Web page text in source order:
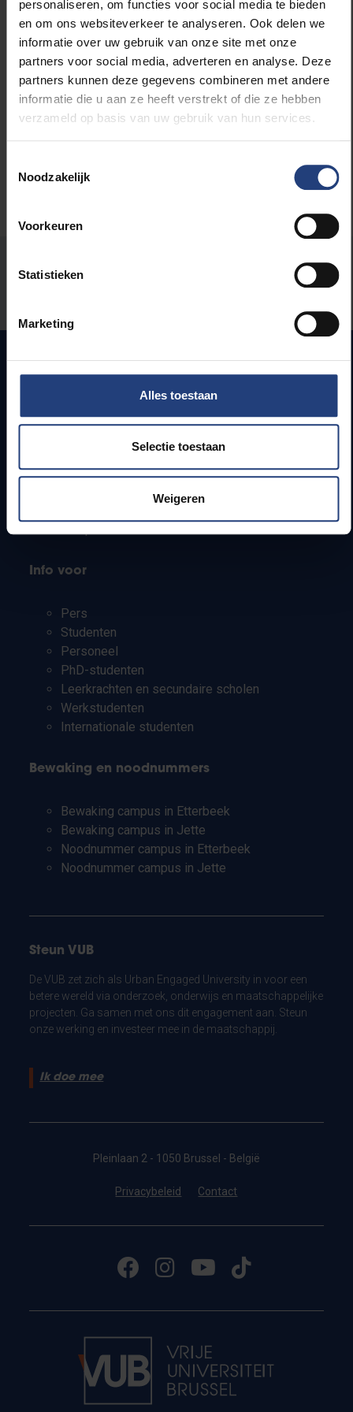
personaliseren, om functies voor social media te bieden
en om ons websiteverkeer te analyseren. Ook delen we
informatie over uw gebruik van onze site met onze
partners voor social media, adverteren en analyse. Deze
partners kunnen deze gegevens combineren met andere
informatie die u aan ze heeft verstrekt of die ze hebben
verzameld op basis van uw gebruik van hun services.
Noodzakelijk
Voorkeuren
Statistieken
Marketing
Alles toestaan
Selectie toestaan
Weigeren
Lees meer over:
Maatschappij en engagement
Lesroosters
Onderzoeksgroepen
Info voor
Pers
Studenten
Personeel
PhD-studenten
Leerkrachten en secundaire scholen
Werkstudenten
Internationale studenten
Bewaking en noodnummers
Bewaking campus in Etterbeek
Bewaking campus in Jette
Noodnummer campus in Etterbeek
Noodnummer campus in Jette
Steun VUB
De VUB zet zich als Urban Engaged University in voor een
betere wereld via onderzoek, onderwijs en maatschappelijke
projecten. Ga samen met ons dit engagement aan. Steun
onze werking en investeer mee in de maatschappij.
Ik doe mee
Pleinlaan 2 - 1050 Brussel - België
Privacybeleid Contact